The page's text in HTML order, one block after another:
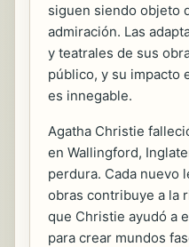
siguen siendo objeto
admiración. Las
y teatrales de sus
público, y su impacto
es innegable.
Agatha Christie
en Wallingford,
perdura. Cada nuevo
obras contribuye a la
que Christie ayudó a
para crear mundos